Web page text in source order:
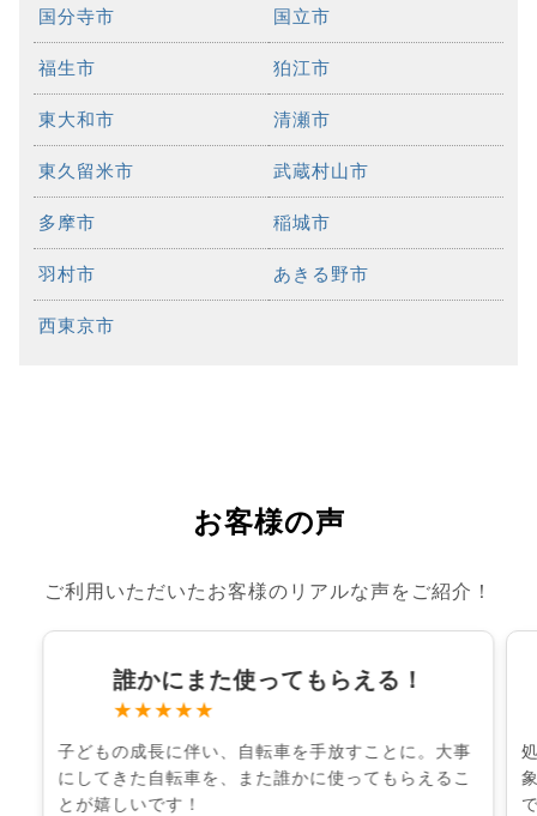
国分寺市 国立市
福生市 狛江市
東大和市 清瀬市
東久留米市 武蔵村山市
多摩市 稲城市
羽村市 あきる野市
西東京市
お客様の声
ご利用いただいたお客様のリアルな声をご紹介！
誰かにまた使ってもらえる！
★★★★★
子どもの成長に伴い、自転車を手放すことに。大事
にしてきた自転車を、また誰かに使ってもらえるこ
とが嬉しいです！